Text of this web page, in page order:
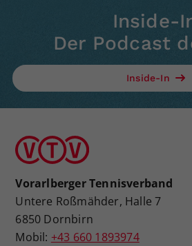
Inside-
Der Podcast
Inside-In
Vorarlberger Tennisverband
Untere Roßmähder, Halle 7
6850 Dornbirn
Mobil: +43 660 1893974